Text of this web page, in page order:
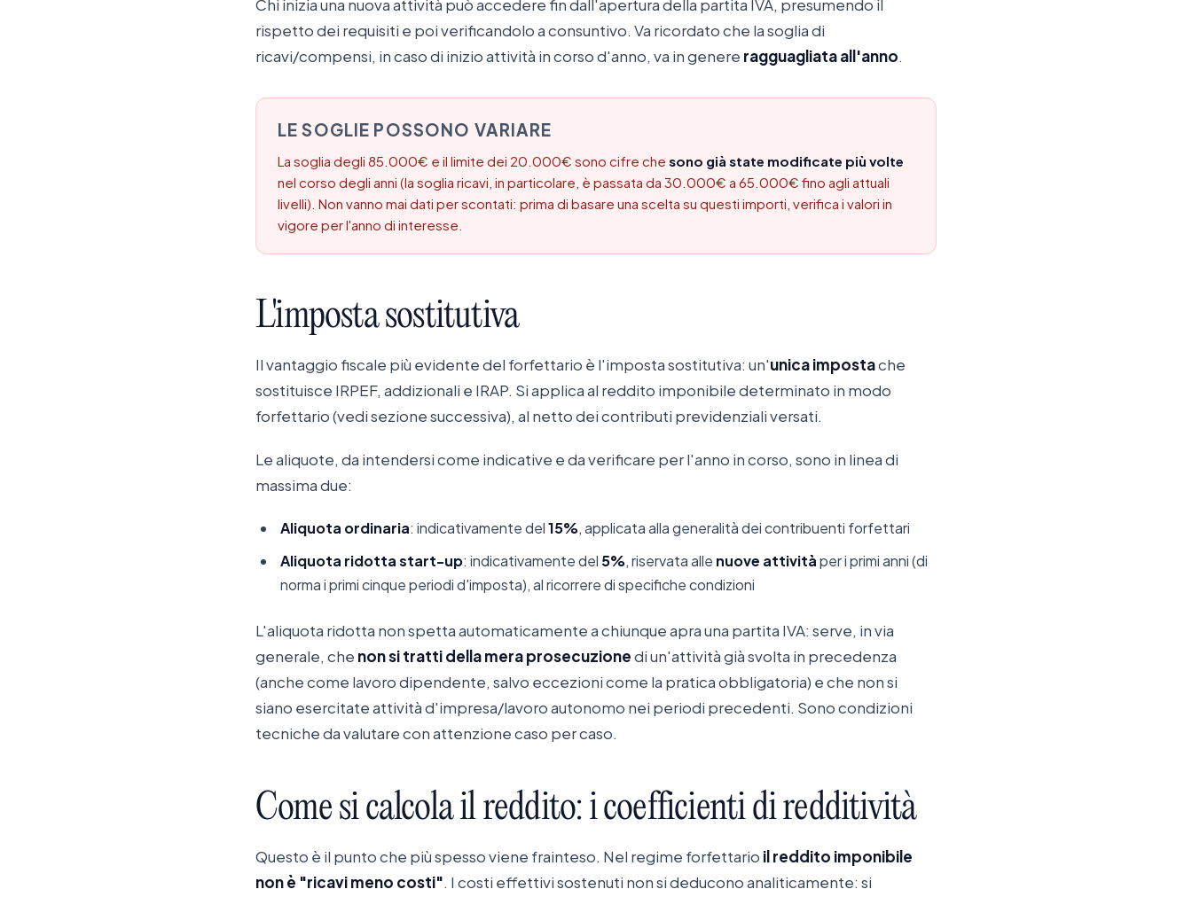
Chi inizia una nuova attività può accedere fin dall'apertura della partita IVA, presumendo il
rispetto dei requisiti e poi verificandolo a consuntivo. Va ricordato che la soglia di
ricavi/compensi, in caso di inizio attività in corso d'anno, va in genere ragguagliata all'anno.
LE SOGLIE POSSONO VARIARE
La soglia degli 85.000€ e il limite dei 20.000€ sono cifre che sono già state modificate più volte
nel corso degli anni (la soglia ricavi, in particolare, è passata da 30.000€ a 65.000€ fino agli attuali
livelli). Non vanno mai dati per scontati: prima di basare una scelta su questi importi, verifica i valori in
vigore per l'anno di interesse.
L'impostasostitutiva
Il vantaggio fiscale più evidente del forfettario è l'imposta sostitutiva: un'unica impostache
sostituisce IRPEF, addizionali e IRAP. Si applica al reddito imponibile determinato in modo
forfettario (vedi sezione successiva), al netto dei contributi previdenziali versati.
Le aliquote, da intendersi come indicative e da verificare per l'anno in corso, sono in linea di
massima due:
Aliquota ordinaria: indicativamente del15%, applicata alla generalità dei contribuenti forfettari
Aliquota ridotta start-up: indicativamente del 5%, riservata alle nuove attivitàper i primi anni (di
norma i primi cinque periodi d'imposta), al ricorrere di specifiche condizioni
L'aliquota ridotta non spetta automaticamente a chiunque apra una partita IVA: serve, in via
generale, che non si tratti della mera prosecuzionedi un'attività già svolta in precedenza
(anche come lavoro dipendente, salvo eccezioni come la pratica obbligatoria) e che non si
siano esercitate attività d'impresa/lavoro autonomo nei periodi precedenti. Sono condizioni
tecniche da valutare con attenzione caso per caso.
Comesicalcolailreddito:icoefficientidiredditività
Questo è il punto che più spesso viene frainteso. Nel regime forfettario il reddito imponibile
non è "ricavi meno costi". I costi effettivi sostenuti non si deducono analiticamente: si